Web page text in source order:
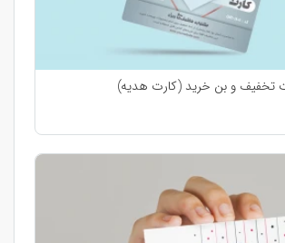
تخفیف و بن خرید (کارت هدیه)